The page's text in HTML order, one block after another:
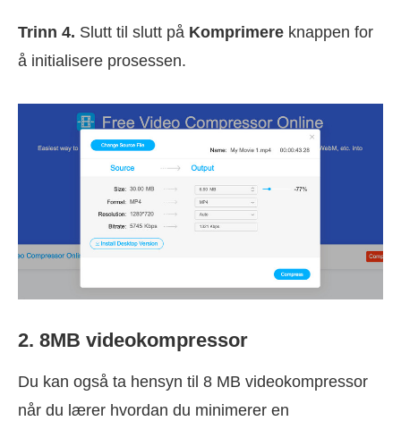
Trinn 4. Slutt til slutt på Komprimere knappen for
å initialisere prosessen.
2. 8MB videokompressor
Du kan også ta hensyn til 8 MB videokompressor
når du lærer hvordan du minimerer en